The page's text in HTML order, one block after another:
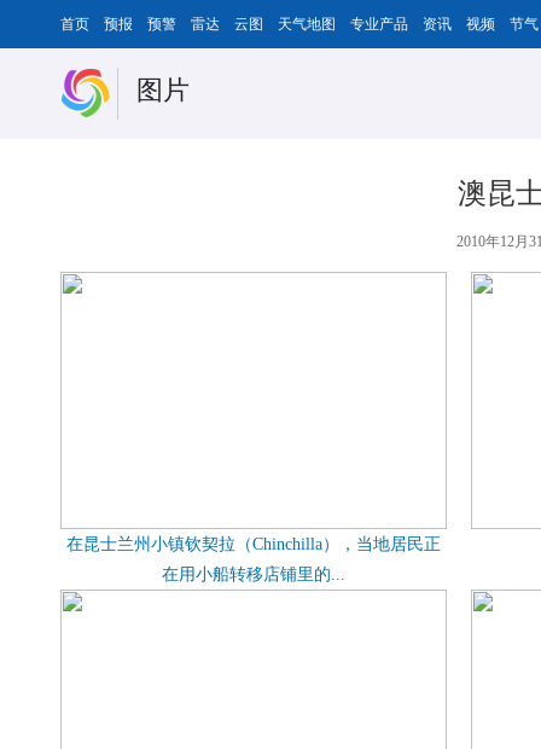
首页 预报 预警 雷达 云图 天气地图 专业产品 资讯 视频 节气
图片
澳昆
2010年12月
在昆士兰州小镇钦契拉（Chinchilla），当地居民正
在用小船转移店铺里的...